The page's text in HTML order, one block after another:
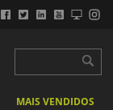
MAIS VENDIDOS